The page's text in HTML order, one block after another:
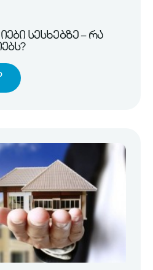
სესხებზე – რა